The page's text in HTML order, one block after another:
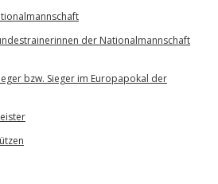
der Nationalmannschaft
bzw. Sieger im Europapokal der